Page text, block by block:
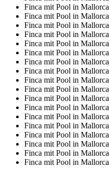
Finca mit Pool in Mallorca
Finca mit Pool in Mallorca
Finca mit Pool in Mallorca
Finca mit Pool in Mallorca
Finca mit Pool in Mallorca
Finca mit Pool in Mallorca
Finca mit Pool in Mallorca
Finca mit Pool in Mallorca
Finca mit Pool in Mallorca
Finca mit Pool in Mallorca
Finca mit Pool in Mallorca
Finca mit Pool in Mallorca
Finca mit Pool in Mallorca
Finca mit Pool in Mallorca
Finca mit Pool in Mallorca
Finca mit Pool in Mallorca
Finca mit Pool in Mallorca
Finca mit Pool in Mallorca